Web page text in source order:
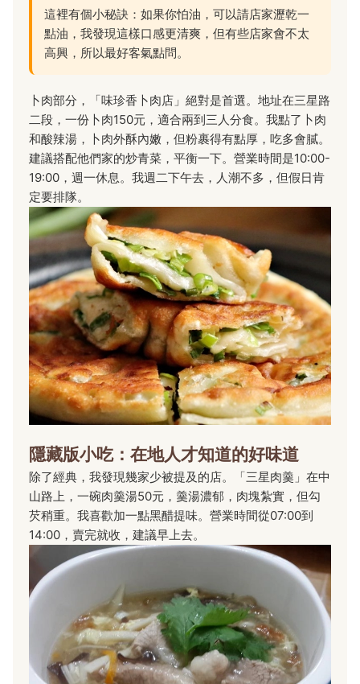
這裡有個小秘訣：如果你怕油，可以請店家瀝乾一
點油，我發現這樣口感更清爽，但有些店家會不太
高興，所以最好客氣點問。
卜肉部分，「味珍香卜肉店」絕對是首選。地址在三星路
二段，一份卜肉150元，適合兩到三人分食。我點了卜肉
和酸辣湯，卜肉外酥內嫩，但粉裹得有點厚，吃多會膩。
建議搭配他們家的炒青菜，平衡一下。營業時間是10:00-
19:00，週一休息。我週二下午去，人潮不多，但假日肯
定要排隊。
隱藏版小吃：在地人才知道的好味道
除了經典，我發現幾家少被提及的店。「三星肉羹」在中
山路上，一碗肉羹湯50元，羹湯濃郁，肉塊紮實，但勾
芡稍重。我喜歡加一點黑醋提味。營業時間從07:00到
14:00，賣完就收，建議早上去。